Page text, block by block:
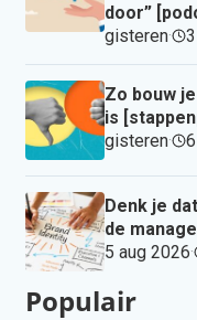
door”
gisteren·
Zo bouw
is
gisteren·
Denk je
de
5 aug 2026·
Populair